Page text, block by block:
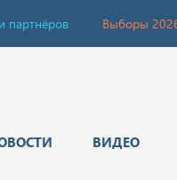
партнёров Выборы
ВИДЕО